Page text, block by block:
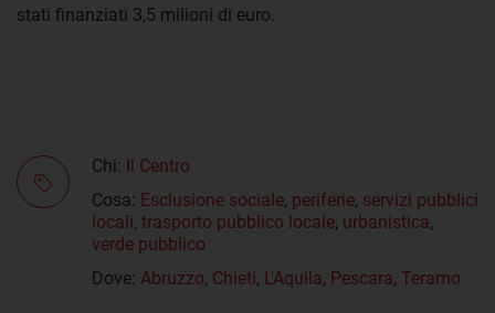
stati finanziati 3,5 milioni di euro.
Chi: Il Centro
Cosa: Esclusione sociale, periferie, servizi pubblici
locali, trasporto pubblico locale, urbanistica,
verde pubblico
Dove: Abruzzo, Chieti, L'Aquila, Pescara, Teramo